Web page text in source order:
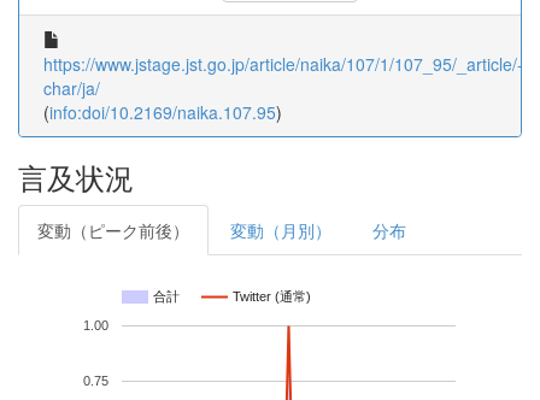
https://www.jstage.jst.go.jp/article/naika/107/1/107_95/_article/-
char/ja/
(info:doi/10.2169/naika.107.95)
言及状況
変動（ピーク前後） 変動（月別） 分布
合計 Twitter (通常)
0.75
1.00